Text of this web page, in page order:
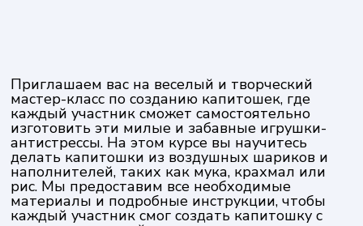
Приглашаем вас на веселый и творческий
мастер-класс по созданию капитошек, где
каждый участник сможет самостоятельно
изготовить эти милые и забавные игрушки-
антистрессы. На этом курсе вы научитесь
делать капитошки из воздушных шариков и
наполнителей, таких как мука, крахмал или
рис. Мы предоставим все необходимые
материалы и подробные инструкции, чтобы
каждый участник смог создать капитошку с